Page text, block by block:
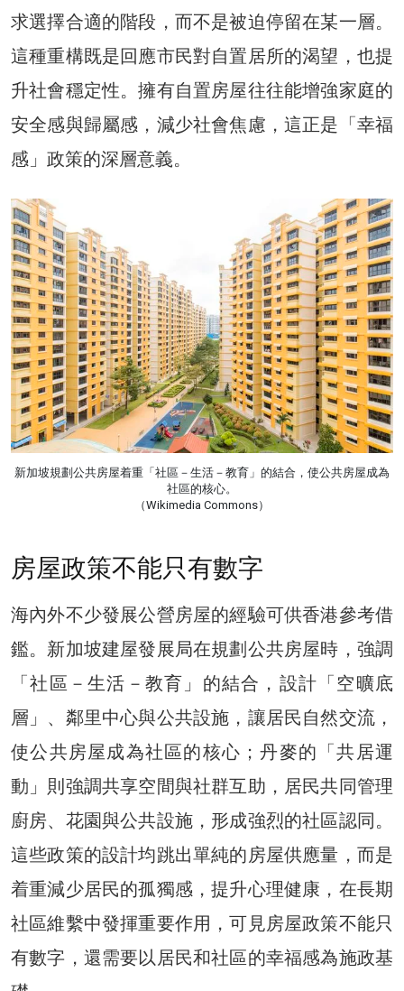
求選擇合適的階段，而不是被迫停留在某一層。
這種重構既是回應市民對自置居所的渴望，也提
升社會穩定性。擁有自置房屋往往能增強家庭的
安全感與歸屬感，減少社會焦慮，這正是「幸福
感」政策的深層意義。
新加坡規劃公共房屋着重「社區－生活－教育」的結合，使公共房屋成為
社區的核心。
（Wikimedia Commons）
房屋政策不能只有數字
海內外不少發展公營房屋的經驗可供香港參考借
鑑。新加坡建屋發展局在規劃公共房屋時，強調
「社區－生活－教育」的結合，設計「空曠底
層」、鄰里中心與公共設施，讓居民自然交流，
使公共房屋成為社區的核心；丹麥的「共居運
動」則強調共享空間與社群互助，居民共同管理
廚房、花園與公共設施，形成強烈的社區認同。
這些政策的設計均跳出單純的房屋供應量，而是
着重減少居民的孤獨感，提升心理健康，在長期
社區維繫中發揮重要作用，可見房屋政策不能只
有數字，還需要以居民和社區的幸福感為施政基